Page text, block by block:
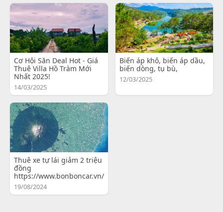
Cơ Hội Săn Deal Hot - Giá
Thuê Villa Hồ Tràm Mới
Nhất 2025!
14/03/2025
Biến áp khô, biến áp dầu,
biến dòng, tụ bù,
12/03/2025
Thuê xe tự lái giảm 2 triệu
đồng
https://www.bonboncar.vn/
19/08/2024